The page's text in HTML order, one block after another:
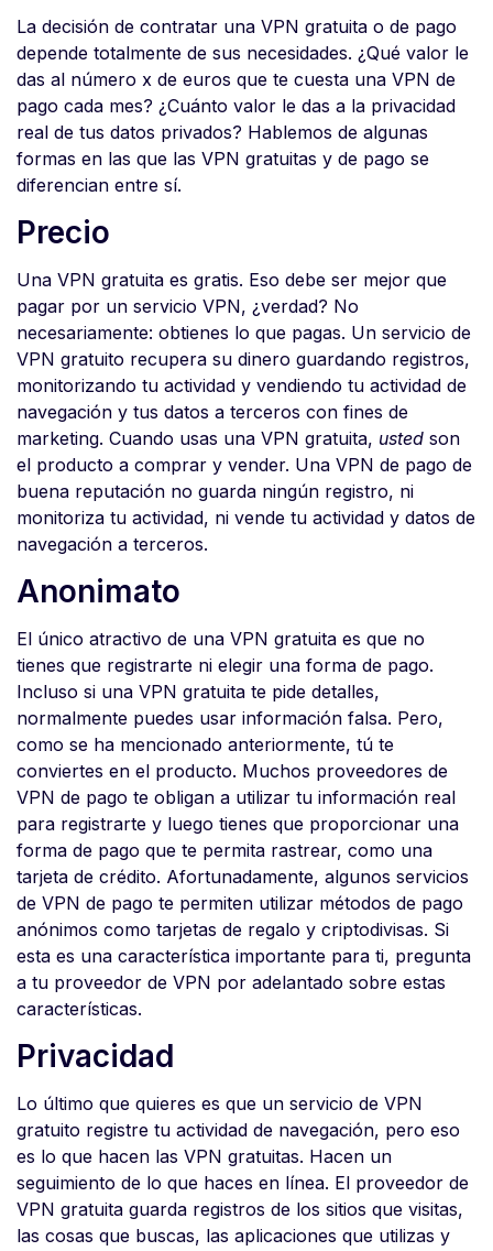
La decisión de contratar una VPN gratuita o de pago
depende totalmente de sus necesidades. ¿Qué valor le
das al número x de euros que te cuesta una VPN de
pago cada mes? ¿Cuánto valor le das a la privacidad
real de tus datos privados? Hablemos de algunas
formas en las que las VPN gratuitas y de pago se
diferencian entre sí.
Precio
Una VPN gratuita es gratis. Eso debe ser mejor que
pagar por un servicio VPN, ¿verdad? No
necesariamente: obtienes lo que pagas. Un servicio de
VPN gratuito recupera su dinero guardando registros,
monitorizando tu actividad y vendiendo tu actividad de
navegación y tus datos a terceros con fines de
marketing. Cuando usas una VPN gratuita, usted son
el producto a comprar y vender. Una VPN de pago de
buena reputación no guarda ningún registro, ni
monitoriza tu actividad, ni vende tu actividad y datos de
navegación a terceros.
Anonimato
El único atractivo de una VPN gratuita es que no
tienes que registrarte ni elegir una forma de pago.
Incluso si una VPN gratuita te pide detalles,
normalmente puedes usar información falsa. Pero,
como se ha mencionado anteriormente, tú te
conviertes en el producto. Muchos proveedores de
VPN de pago te obligan a utilizar tu información real
para registrarte y luego tienes que proporcionar una
forma de pago que te permita rastrear, como una
tarjeta de crédito. Afortunadamente, algunos servicios
de VPN de pago te permiten utilizar métodos de pago
anónimos como tarjetas de regalo y criptodivisas. Si
esta es una característica importante para ti, pregunta
a tu proveedor de VPN por adelantado sobre estas
características.
Privacidad
Lo último que quieres es que un servicio de VPN
gratuito registre tu actividad de navegación, pero eso
es lo que hacen las VPN gratuitas. Hacen un
seguimiento de lo que haces en línea. El proveedor de
VPN gratuita guarda registros de los sitios que visitas,
las cosas que buscas, las aplicaciones que utilizas y